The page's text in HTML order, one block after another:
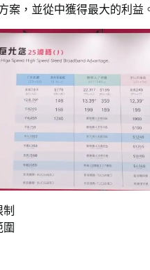
案，並從中獲得最大的利益
圍